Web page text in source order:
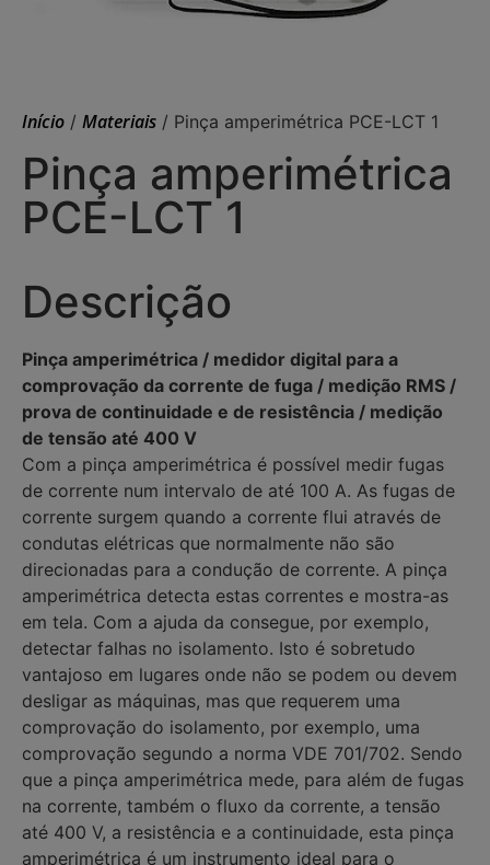
Início / Materiais / Pinça amperimétrica PCE-LCT 1
Pinça amperimétrica
PCE-LCT 1
Descrição
Pinça amperimétrica / medidor digital para a
comprovação da corrente de fuga / medição RMS /
prova de continuidade e de resistência / medição
de tensão até 400 V
Com a pinça amperimétrica é possível medir fugas
de corrente num intervalo de até 100 A. As fugas de
corrente surgem quando a corrente flui através de
condutas elétricas que normalmente não são
direcionadas para a condução de corrente. A pinça
amperimétrica detecta estas correntes e mostra-as
em tela. Com a ajuda da consegue, por exemplo,
detectar falhas no isolamento. Isto é sobretudo
vantajoso em lugares onde não se podem ou devem
desligar as máquinas, mas que requerem uma
comprovação do isolamento, por exemplo, uma
comprovação segundo a norma VDE 701/702. Sendo
que a pinça amperimétrica mede, para além de fugas
na corrente, também o fluxo da corrente, a tensão
até 400 V, a resistência e a continuidade, esta pinça
amperimétrica é um instrumento ideal para o